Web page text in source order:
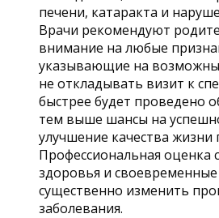
печени, катаракта и
Врачи рекомендуют
внимание на любые
указывающие на
не откладывать визит к
быстрее будет проведено
тем выше шансы на
улучшение качества жизни
Профессиональная оценка
здоровья и
существенно изменить
заболевания.